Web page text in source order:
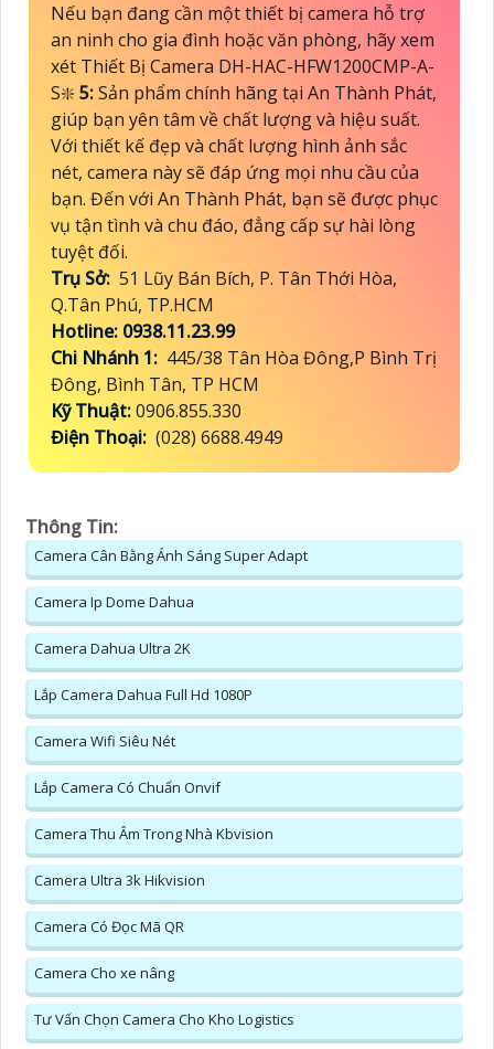
Nếu bạn đang cần một thiết bị camera hỗ trợ
an ninh cho gia đình hoặc văn phòng, hãy xem
xét Thiết Bị Camera DH-HAC-HFW1200CMP-A-
S❇️ 5:Sản phẩm chính hãng tại An Thành Phát,
giúp bạn yên tâm về chất lượng và hiệu suất.
Với thiết kế đẹp và chất lượng hình ảnh sắc
nét, camera này sẽ đáp ứng mọi nhu cầu của
bạn. Đến với An Thành Phát, bạn sẽ được phục
vụ tận tình và chu đáo, đẳng cấp sự hài lòng
tuyệt đối.
Trụ Sở: 51 Lũy Bán Bích, P. Tân Thới Hòa,
Q.Tân Phú, TP.HCM
Hotline: 0938.11.23.99
Chi Nhánh 1: 445/38 Tân Hòa Đông,P Bình Trị
Đông, Bình Tân, TP HCM
Kỹ Thuật:0906.855.330
Điện Thoại: (028) 6688.4949
Thông Tin:
Camera Cân Bằng Ánh Sáng Super Adapt
Camera Ip Dome Dahua
Camera Dahua Ultra 2K
Lắp Camera Dahua Full Hd 1080P
Camera Wifi Siêu Nét
Lắp Camera Có Chuẩn Onvif
Camera Thu Âm Trong Nhà Kbvision
Camera Ultra 3k Hikvision
Camera Có Đọc Mã QR
Camera Cho xe nâng
Tư Vấn Chọn Camera Cho Kho Logistics